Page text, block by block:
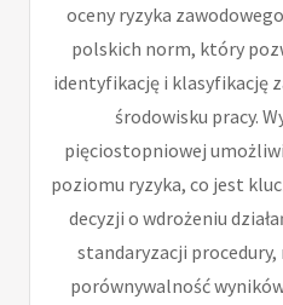
oceny ryzyka
polskich norm, który
identyfikację i klasyfikację
środowisku pracy.
pięciostopniowej
poziomu ryzyka, co jest
decyzji o wdrożeniu
standaryzacji
porównywalność